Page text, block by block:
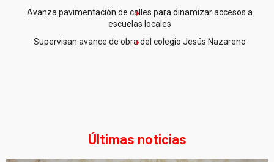
Avanza pavimentación de calles para dinamizar accesos a
escuelas locales
Supervisan avance de obra del colegio Jesús Nazareno
Últimas noticias